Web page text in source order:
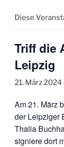
Diese
Triff die
Leipzig
21. März 2024
Am 21. März
der Leipziger
Thalia
signiere dort